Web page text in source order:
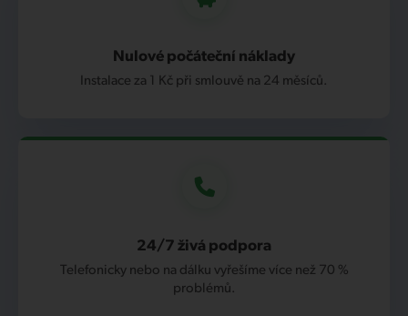
Nulové počáteční náklady
Instalace za 1 Kč při smlouvě na 24 měsíců.
24/7 živá podpora
Telefonicky nebo na dálku vyřešíme více než 70 %
problémů.